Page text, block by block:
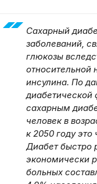
Сахарный
заболеваний,
глюкозы
относительной
инсулина. По
диабетической
сахарным
человек в
к 2050 году
Диабет быстро
экономически
больных